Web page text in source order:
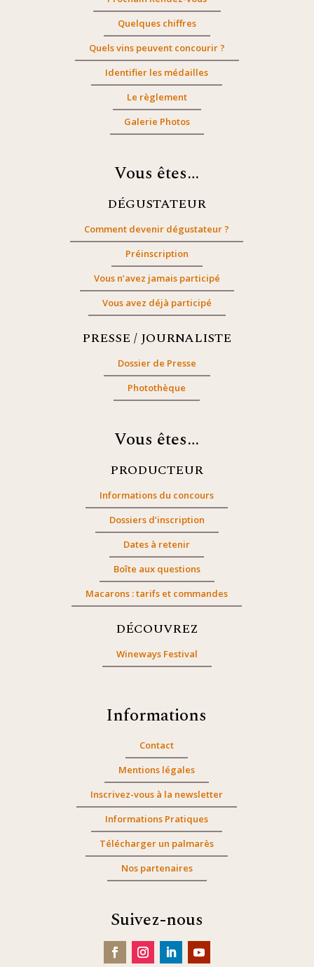
Quelques chiffres
Quels vins peuvent concourir ?
Identifier les médailles
Le règlement
Galerie Photos
Vous êtes…
DÉGUSTATEUR
Comment devenir dégustateur ?
Préinscription
Vous n’avez jamais participé
Vous avez déjà participé
PRESSE / JOURNALISTE
Dossier de Presse
Photothèque
Vous êtes…
PRODUCTEUR
Informations du concours
Dossiers d’inscription
Dates à retenir
Boîte aux questions
Macarons : tarifs et commandes
DÉCOUVREZ
Wineways Festival
Informations
Contact
Mentions légales
Inscrivez-vous à la newsletter
Informations Pratiques
Télécharger un palmarès
Nos partenaires
Suivez-nous